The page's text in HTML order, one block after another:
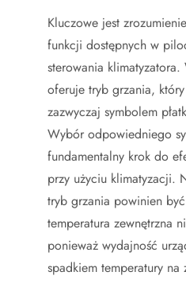
Kluczowe jest
funkcji dostępnych w
sterowania
oferuje tryb grzania,
zazwyczaj symbolem
Wybór odpowiedniego
fundamentalny krok do
przy użyciu klimatyzacji.
tryb grzania powinien
temperatura zewnętrzna
ponieważ wydajność
spadkiem temperatury na